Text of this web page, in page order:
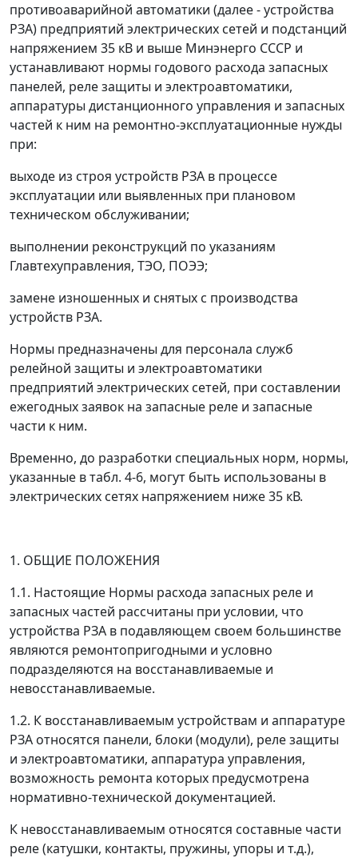
противоаварийной автоматики (далее - устройства
РЗА) предприятий электрических сетей и подстанций
напряжением 35 кВ и выше Минэнерго СССР и
устанавливают нормы годового расхода запасных
панелей, реле защиты и электроавтоматики,
аппаратуры дистанционного управления и запасных
частей к ним на ремонтно-эксплуатационные нужды
при:
выходе из строя устройств РЗА в процессе
эксплуатации или выявленных при плановом
техническом обслуживании;
выполнении реконструкций по указаниям
Главтехуправления, ТЭО, ПОЭЭ;
замене изношенных и снятых с производства
устройств РЗА.
Нормы предназначены для персонала служб
релейной защиты и электроавтоматики
предприятий электрических сетей, при составлении
ежегодных заявок на запасные реле и запасные
части к ним.
Временно, до разработки специальных норм, нормы,
указанные в табл. 4-6, могут быть использованы в
электрических сетях напряжением ниже 35 кВ.
1. ОБЩИЕ ПОЛОЖЕНИЯ
1.1. Настоящие Нормы расхода запасных реле и
запасных частей рассчитаны при условии, что
устройства РЗА в подавляющем своем большинстве
являются ремонтопригодными и условно
подразделяются на восстанавливаемые и
невосстанавливаемые.
1.2. К восстанавливаемым устройствам и аппаратуре
РЗА относятся панели, блоки (модули), реле защиты
и электроавтоматики, аппаратура управления,
возможность ремонта которых предусмотрена
нормативно-технической документацией.
К невосстанавливаемым относятся составные части
реле (катушки, контакты, пружины, упоры и т.д.),